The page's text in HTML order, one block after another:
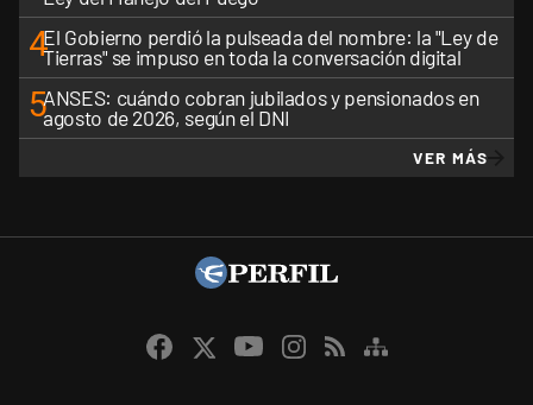
4El Gobierno perdió la pulseada del nombre: la "Ley de
Tierras" se impuso en toda la conversación digital
5ANSES: cuándo cobran jubilados y pensionados en
agosto de 2026, según el DNI
VER MÁS